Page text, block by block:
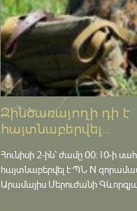
Զինծառայողի դի է
հայտնաբերվել...
Հունիսի 2-ին՝ ժամը 00:10-ի
հայտնաբերվել է ՊՆ N
Արամայիս Մերուժանի